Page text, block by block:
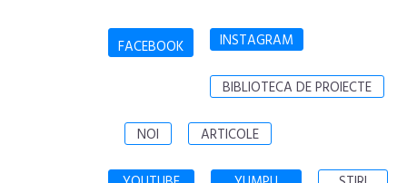
FACEBOOK INSTAGRAM
BIBLIOTECA DE PROIECTE
NOI ARTICOLE